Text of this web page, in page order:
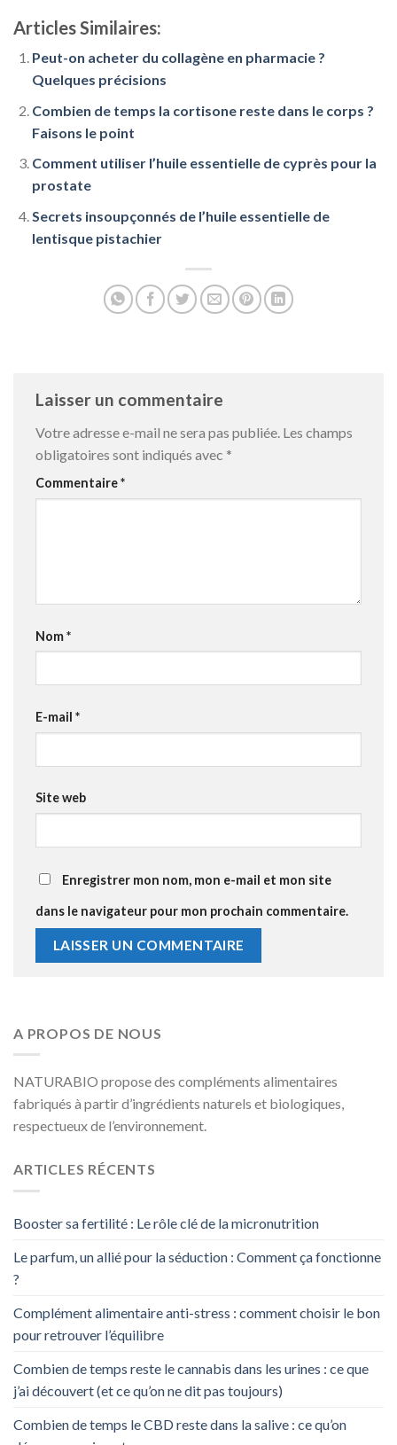
Articles Similaires:
Peut-on acheter du collagène en pharmacie ?
Quelques précisions
Combien de temps la cortisone reste dans le corps ?
Faisons le point
Comment utiliser l’huile essentielle de cyprès pour la
prostate
Secrets insoupçonnés de l’huile essentielle de
lentisque pistachier
Laisser un commentaire
Votre adresse e-mail ne sera pas publiée. Les champs
obligatoires sont indiqués avec *
Commentaire*
Nom*
E-mail *
Site web
Enregistrer mon nom, mon e-mail et mon site
dans le navigateur pour mon prochain commentaire.
A PROPOS DE NOUS
NATURABIO propose des compléments alimentaires
fabriqués à partir d’ingrédients naturels et biologiques,
respectueux de l’environnement.
ARTICLES RÉCENTS
Booster sa fertilité : Le rôle clé de la micronutrition
Le parfum, un allié pour la séduction : Comment ça fonctionne
?
Complément alimentaire anti-stress : comment choisir le bon
pour retrouver l’équilibre
Combien de temps reste le cannabis dans les urines : ce que
j’ai découvert (et ce qu’on ne dit pas toujours)
Combien de temps le CBD reste dans la salive : ce qu’on